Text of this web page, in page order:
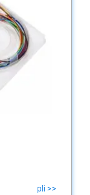
pli >>